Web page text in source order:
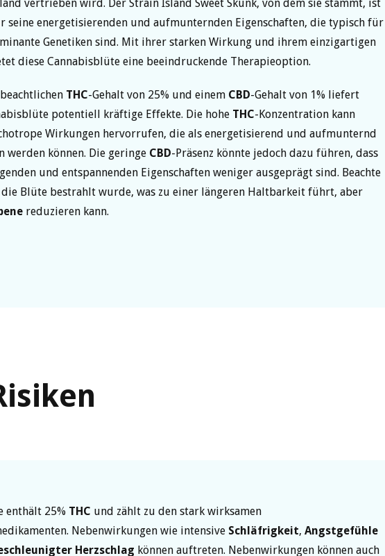
vertrieben wird. Der Strain Island Sweet Skunk, von dem sie stammt, ist
seine energetisierenden und aufmunternden Eigenschaften, die typisch für
Genetiken sind. Mit ihrer starken Wirkung und ihrem einzigartigen
diese Cannabisblüte eine beeindruckende Therapieoption.
THC-Gehalt von 25% und einem CBD-Gehalt von 1% liefert
potentiell kräftige Effekte. Die hohe THC-Konzentration kann
Wirkungen hervorrufen, die als energetisierend und aufmunternd
werden können. Die geringe CBD-Präsenz könnte jedoch dazu führen, dass
und entspannenden Eigenschaften weniger ausgeprägt sind. Beachte
Blüte bestrahlt wurde, was zu einer längeren Haltbarkeit führt, aber
reduzieren kann.
enthält 25% THC und zählt zu den stark wirksamen
Nebenwirkungen wie intensive Schläfrigkeit, Angstgefühle
Herzschlag können auftreten. Nebenwirkungen können auch